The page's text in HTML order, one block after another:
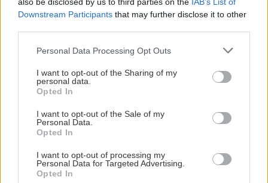
Downstream Participants that may further disclose it to other
Please note that this website/app uses one or more Google
not limited to your visit or usage behaviour. You may click to
grant or deny consent to Google and its third-party tags to
use your data for below specified purposes in below Google
consent section.
Personal Data Processing Opt Outs
I want to opt-out of the Sharing of my
personal data.
Opted In
I want to opt-out of the Sale of my
Personal Data.
Opted In
I want to opt-out of processing my
Personal Data for Targeted Advertising.
Opted In
– Vi har haft en bra dialog med Noah under sommaren
om flytten till Sverige, så därför kom detta som en
överraskning för oss tidigare i veckan. Noah ringde mig
med hockeyn. Därmed bryts också kontraktet, säger
Johan Hult.
Noah Philp om beslutet att avsluta hockeykarriären:
involverade kring tajmingen av mitt beslut, men jag har
dock beslutat mig för att sluta spela hockey. Min